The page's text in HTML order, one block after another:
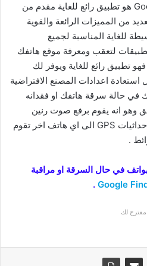
تطبيق Google Find My Device هو تطبيق رائع للغاية مقدم من
من المميزات الرائعة والقوية
للغاية المناسبة لجميع
لتعقب ومعرفة موقع هاتفك
تطبيق رائع للغاية ويوفر لك
استعادة اعدادات المصنع الافتراضية
في حالة سرقة هاتفك او فقدانه
وهو انه يقوم برفع صوت رنين
هاتفك وهو ايضا يقوم بارسال احداثيات GPS الى اي هاتف اخر تقوم
.
في حال السرقة او مراقبة
Google
.
مقترح لك